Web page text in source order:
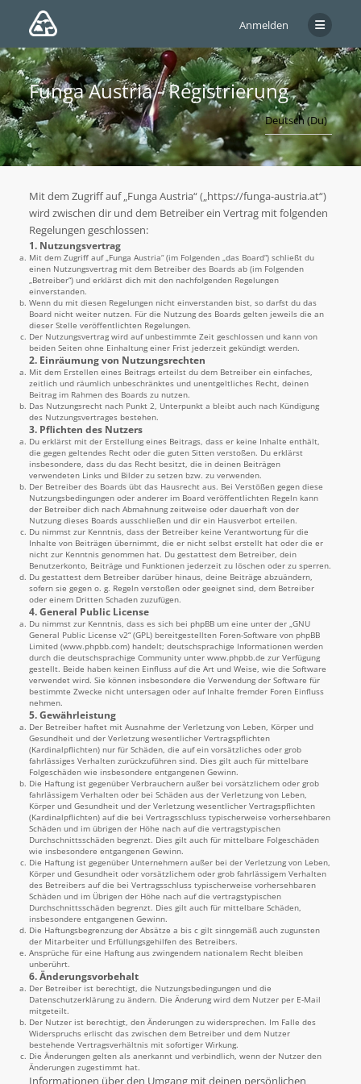
Anmelden
Funga Austria - Registrierung
Mit dem Zugriff auf „Funga Austria“ („https://funga-austria.at“)
wird zwischen dir und dem Betreiber ein Vertrag mit folgenden
Regelungen geschlossen:
1. Nutzungsvertrag
Mit dem Zugriff auf „Funga Austria“ (im Folgenden „das Board“) schließt du
einen Nutzungsvertrag mit dem Betreiber des Boards ab (im Folgenden
„Betreiber“) und erklärst dich mit den nachfolgenden Regelungen
einverstanden.
Wenn du mit diesen Regelungen nicht einverstanden bist, so darfst du das
Board nicht weiter nutzen. Für die Nutzung des Boards gelten jeweils die an
dieser Stelle veröffentlichten Regelungen.
Der Nutzungsvertrag wird auf unbestimmte Zeit geschlossen und kann von
beiden Seiten ohne Einhaltung einer Frist jederzeit gekündigt werden.
2. Einräumung von Nutzungsrechten
Mit dem Erstellen eines Beitrags erteilst du dem Betreiber ein einfaches,
zeitlich und räumlich unbeschränktes und unentgeltliches Recht, deinen
Beitrag im Rahmen des Boards zu nutzen.
Das Nutzungsrecht nach Punkt 2, Unterpunkt a bleibt auch nach Kündigung
des Nutzungsvertrages bestehen.
3. Pflichten des Nutzers
Du erklärst mit der Erstellung eines Beitrags, dass er keine Inhalte enthält,
die gegen geltendes Recht oder die guten Sitten verstoßen. Du erklärst
insbesondere, dass du das Recht besitzt, die in deinen Beiträgen
verwendeten Links und Bilder zu setzen bzw. zu verwenden.
Der Betreiber des Boards übt das Hausrecht aus. Bei Verstößen gegen diese
Nutzungsbedingungen oder anderer im Board veröffentlichten Regeln kann
der Betreiber dich nach Abmahnung zeitweise oder dauerhaft von der
Nutzung dieses Boards ausschließen und dir ein Hausverbot erteilen.
Du nimmst zur Kenntnis, dass der Betreiber keine Verantwortung für die
Inhalte von Beiträgen übernimmt, die er nicht selbst erstellt hat oder die er
nicht zur Kenntnis genommen hat. Du gestattest dem Betreiber, dein
Benutzerkonto, Beiträge und Funktionen jederzeit zu löschen oder zu sperren.
Du gestattest dem Betreiber darüber hinaus, deine Beiträge abzuändern,
sofern sie gegen o. g. Regeln verstoßen oder geeignet sind, dem Betreiber
oder einem Dritten Schaden zuzufügen.
4. General Public License
Du nimmst zur Kenntnis, dass es sich bei phpBB um eine unter der „GNU
General Public License v2“ (GPL) bereitgestellten Foren-Software von phpBB
Limited (www.phpbb.com) handelt; deutschsprachige Informationen werden
durch die deutschsprachige Community unter www.phpbb.de zur Verfügung
gestellt. Beide haben keinen Einfluss auf die Art und Weise, wie die Software
verwendet wird. Sie können insbesondere die Verwendung der Software für
bestimmte Zwecke nicht untersagen oder auf Inhalte fremder Foren Einfluss
nehmen.
5. Gewährleistung
Der Betreiber haftet mit Ausnahme der Verletzung von Leben, Körper und
Gesundheit und der Verletzung wesentlicher Vertragspflichten
(Kardinalpflichten) nur für Schäden, die auf ein vorsätzliches oder grob
fahrlässiges Verhalten zurückzuführen sind. Dies gilt auch für mittelbare
Folgeschäden wie insbesondere entgangenen Gewinn.
Die Haftung ist gegenüber Verbrauchern außer bei vorsätzlichem oder grob
fahrlässigem Verhalten oder bei Schäden aus der Verletzung von Leben,
Körper und Gesundheit und der Verletzung wesentlicher Vertragspflichten
(Kardinalpflichten) auf die bei Vertragsschluss typischerweise vorhersehbaren
Schäden und im übrigen der Höhe nach auf die vertragstypischen
Durchschnittsschäden begrenzt. Dies gilt auch für mittelbare Folgeschäden
wie insbesondere entgangenen Gewinn.
Die Haftung ist gegenüber Unternehmern außer bei der Verletzung von Leben,
Körper und Gesundheit oder vorsätzlichem oder grob fahrlässigem Verhalten
des Betreibers auf die bei Vertragsschluss typischerweise vorhersehbaren
Schäden und im Übrigen der Höhe nach auf die vertragstypischen
Durchschnittsschäden begrenzt. Dies gilt auch für mittelbare Schäden,
insbesondere entgangenen Gewinn.
Die Haftungsbegrenzung der Absätze a bis c gilt sinngemäß auch zugunsten
der Mitarbeiter und Erfüllungsgehilfen des Betreibers.
Ansprüche für eine Haftung aus zwingendem nationalem Recht bleiben
unberührt.
6. Änderungsvorbehalt
Der Betreiber ist berechtigt, die Nutzungsbedingungen und die
Datenschutzerklärung zu ändern. Die Änderung wird dem Nutzer per E-Mail
mitgeteilt.
Der Nutzer ist berechtigt, den Änderungen zu widersprechen. Im Falle des
Widerspruchs erlischt das zwischen dem Betreiber und dem Nutzer
bestehende Vertragsverhältnis mit sofortiger Wirkung.
Die Änderungen gelten als anerkannt und verbindlich, wenn der Nutzer den
Änderungen zugestimmt hat.
Informationen über den Umgang mit deinen persönlichen